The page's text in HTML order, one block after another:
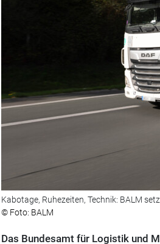
Kabotage, Ruhezeiten, Technik: BALM
© Foto: BALM
Das Bundesamt für Logistik und